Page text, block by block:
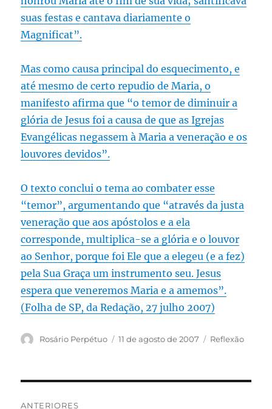
suas festas e cantava diariamente o
Magnificat”.
Mas como causa principal do esquecimento, e
até mesmo de certo repudio de Maria, o
manifesto afirma que “o temor de diminuir a
glória de Jesus foi a causa de que as Igrejas
Evangélicas negassem à Maria a veneração e os
louvores devidos”.
O texto conclui o tema ao combater esse
“temor”, argumentando que “através da justa
veneração que aos apóstolos e a ela
corresponde, multiplica-se a glória e o louvor
ao Senhor, porque foi Ele que a elegeu (e a fez)
pela Sua Graça um instrumento seu. Jesus
espera que veneremos Maria e a amemos”.
(Folha de SP, da Redação, 27 julho 2007)
Autor
Rosário Perpétuo
Publicado
11 de agosto de 2007 Categorias
Reflexão
ANTERIORES